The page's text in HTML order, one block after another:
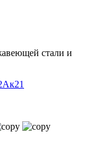
стали и